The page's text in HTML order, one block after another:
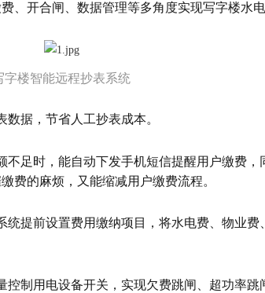
、开合闸、数据管理等多角度实现写字楼水电
字楼智能远程抄表系统
据，节省人工抄表成本。
足时，能自动下发手机短信提醒用户缴费，
费的麻烦，又能缩减用户缴费流程。
提前设置费用缴纳项目，将水电费、物业
制用电设备开关，实现欠费跳闸、超功率